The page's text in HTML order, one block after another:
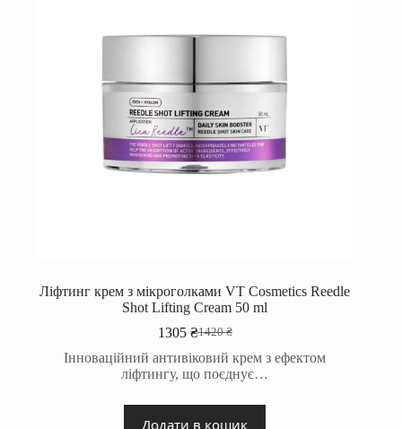
Ліфтинг крем з мікроголками VT Cosmetics Reedle
Shot Lifting Cream 50 ml
1420₴
Оригінальна
ціна:
1420 ₴.
1305 ₴Поточна
ціна:
1305 ₴.
Інноваційний антивіковий крем з ефектом
ліфтингу, що поєднує…
Додати в кошик